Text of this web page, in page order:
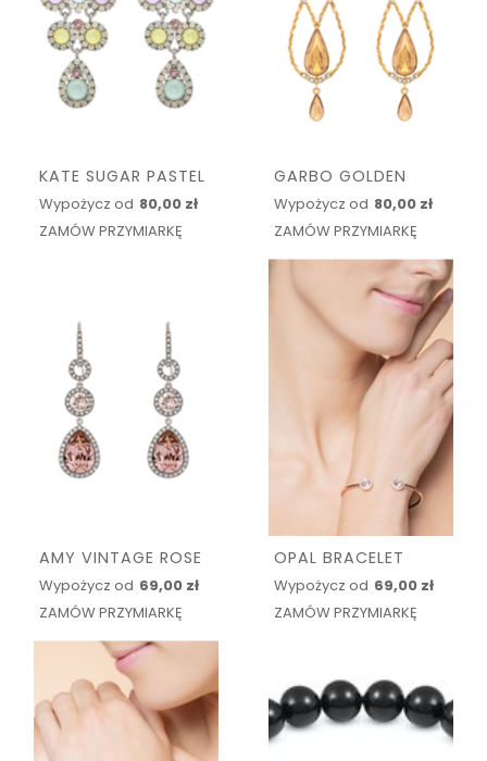
KATE SUGAR PASTEL
Wypożycz od 80,00 zł
ZAMÓW PRZYMIARKĘ
GARBO GOLDEN
Wypożycz od 80,00 zł
ZAMÓW PRZYMIARKĘ
AMY VINTAGE ROSE
Wypożycz od 69,00 zł
ZAMÓW PRZYMIARKĘ
OPAL BRACELET
Wypożycz od 69,00 zł
ZAMÓW PRZYMIARKĘ